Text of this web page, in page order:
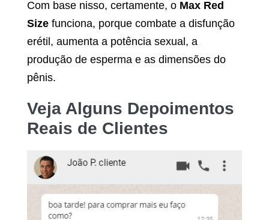
Com base nisso, certamente, o Max Red
Size funciona, porque combate a disfunção
erétil, aumenta a potência sexual, a
produção de esperma e as dimensões do
pênis.
Veja Alguns Depoimentos
Reais de Clientes